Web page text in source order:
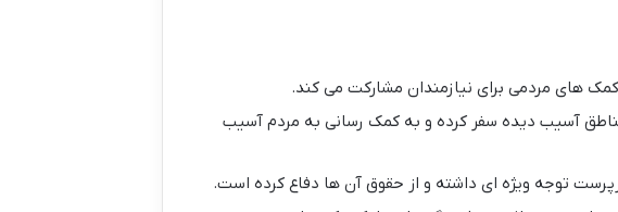
های مردمی برای نیازمندان مشارکت می کند.
آسیب دیده سفر کرده و به کمک رسانی به مردم آسیب
توجه ویژه ای داشته و از حقوق آن ها دفاع کرده است.